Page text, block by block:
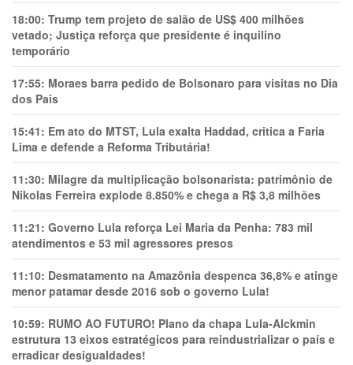
18:00: Trump tem projeto de salão de US$ 400 milhões
vetado; Justiça reforça que presidente é inquilino
temporário
17:55: Moraes barra pedido de Bolsonaro para visitas no Dia
dos Pais
15:41: Em ato do MTST, Lula exalta Haddad, critica a Faria
Lima e defende a Reforma Tributária!
11:30: Milagre da multiplicação bolsonarista: patrimônio de
Nikolas Ferreira explode 8.850% e chega a R$ 3,8 milhões
11:21: Governo Lula reforça Lei Maria da Penha: 783 mil
atendimentos e 53 mil agressores presos
11:10: Desmatamento na Amazônia despenca 36,8% e atinge
menor patamar desde 2016 sob o governo Lula!
10:59: RUMO AO FUTURO! Plano da chapa Lula-Alckmin
estrutura 13 eixos estratégicos para reindustrializar o país e
erradicar desigualdades!